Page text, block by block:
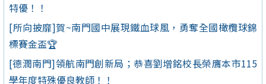
特優！！
[所向披靡]賀~南門國中展現鐵血球風，勇奪全國橄欖球錦
標賽金盃🏆
[德潤南門]領航南門創新局；恭喜劉增銘校長榮膺本市115
學年度特殊優良教師！！